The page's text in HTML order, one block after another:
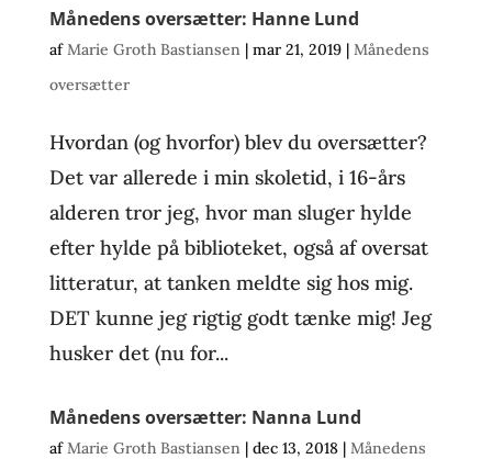
Månedens oversætter: Hanne Lund
afMarie Groth Bastiansen| mar 21, 2019| Månedens
oversætter
Hvordan (og hvorfor) blev du oversætter?
Det var allerede i min skoletid, i 16-års
alderen tror jeg, hvor man sluger hylde
efter hylde på biblioteket, også af oversat
litteratur, at tanken meldte sig hos mig.
DET kunne jeg rigtig godt tænke mig! Jeg
husker det (nu for...
Månedens oversætter: Nanna Lund
afMarie Groth Bastiansen| dec 13, 2018| Månedens